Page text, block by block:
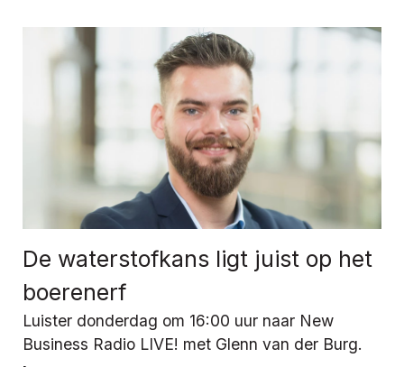
De waterstofkans ligt juist op het
boerenerf
Luister donderdag om 16:00 uur naar New
Business Radio LIVE! met Glenn van der Burg.